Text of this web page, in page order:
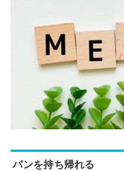
パンを持ち帰れる